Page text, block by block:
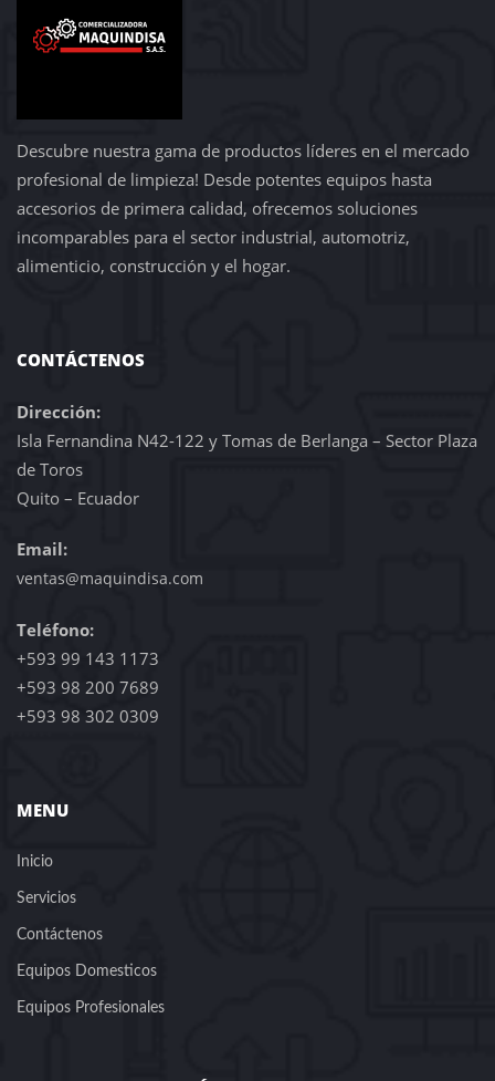
Descubre nuestra gama de productos líderes en el mercado
profesional de limpieza! Desde potentes equipos hasta
accesorios de primera calidad, ofrecemos soluciones
incomparables para el sector industrial, automotriz,
alimenticio, construcción y el hogar.
CONTÁCTENOS
Dirección:
Isla Fernandina N42-122 y Tomas de Berlanga – Sector Plaza
de Toros
Quito – Ecuador
Email:
ventas@maquindisa.com
Teléfono:
+593 99 143 1173
+593 98 200 7689
+593 98 302 0309
MENU
Inicio
Servicios
Contáctenos
Equipos Domesticos
Equipos Profesionales